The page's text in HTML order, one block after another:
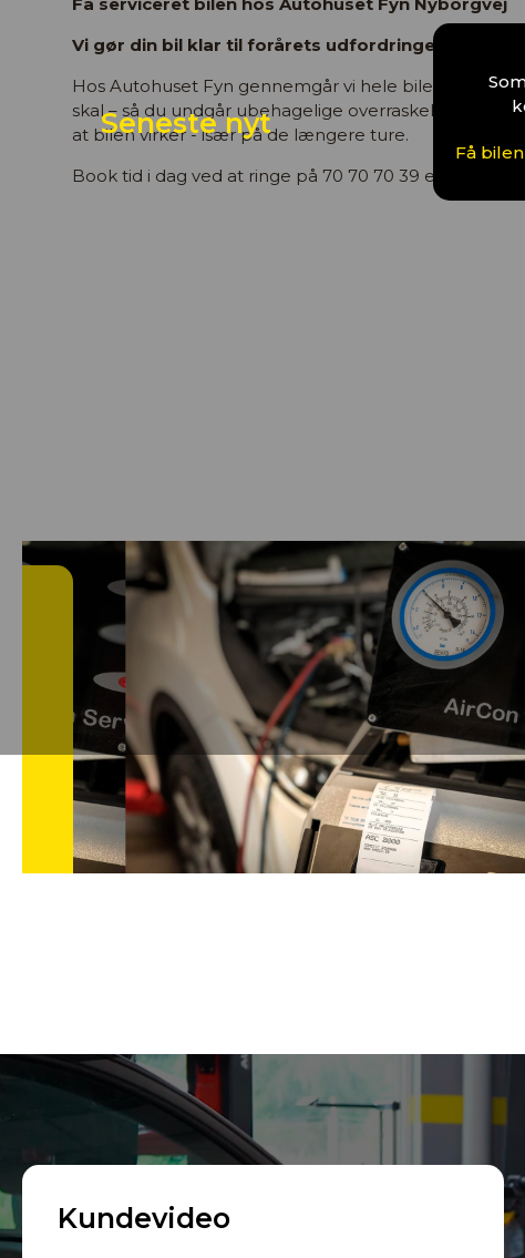
Seneste nyt
Få
Vi gør din bil klar til forårets udfordringer.
Hos Autohuset Fyn gennemgår vi hele bilen og
skal – så du undgår ubehagelige overraskelser på
at bilen virker - især på de længere ture.
Book tid i dag ved at ringe på 70 70 70 39 eller
Kundevideo